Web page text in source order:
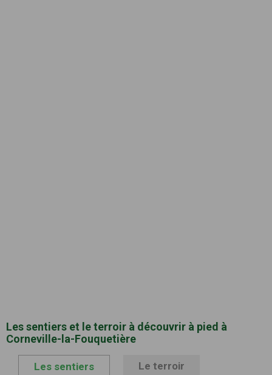
Les sentiers et le terroir à découvrir à pied à
Corneville-la-Fouquetière
Les sentiers Le terroir